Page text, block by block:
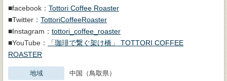
■facebook： Tottori Coffee Roaster
■Twitter： TottoriCoffeeRoaster
■Instagram： tottori_coffee_roaster
■YouTube：
「珈琲で繋ぐ架け橋」 TOTTORI COFFEE
ROASTER
地域 中国（鳥取県）